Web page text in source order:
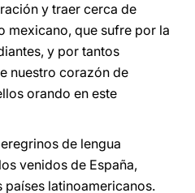
y traer cerca de
mexicano, que sufre por la
y por tantos
nuestro corazón de
orando en este
de lengua
venidos de España,
latinoamericanos.